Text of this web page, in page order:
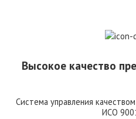
Высокое качество
Система управления
ИСО